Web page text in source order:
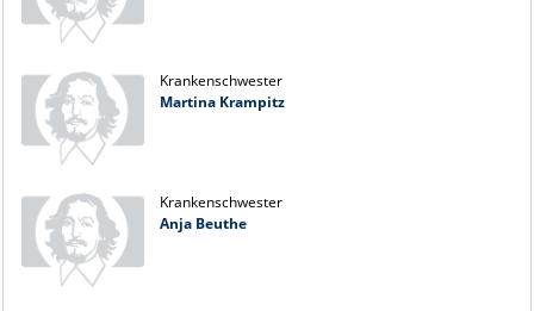
Krankenschwester
Martina Krampitz
Krankenschwester
Anja Beuthe